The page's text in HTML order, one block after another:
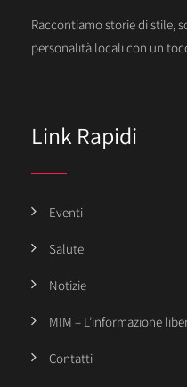
Raccontiamo storie di stile,
personalità locali con un
Link Rapidi
Eventi
Salute
Notizie
MIM – L’informazione
Contatti